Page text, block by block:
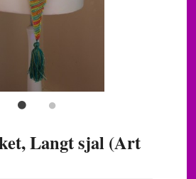
Langt sjal (Art